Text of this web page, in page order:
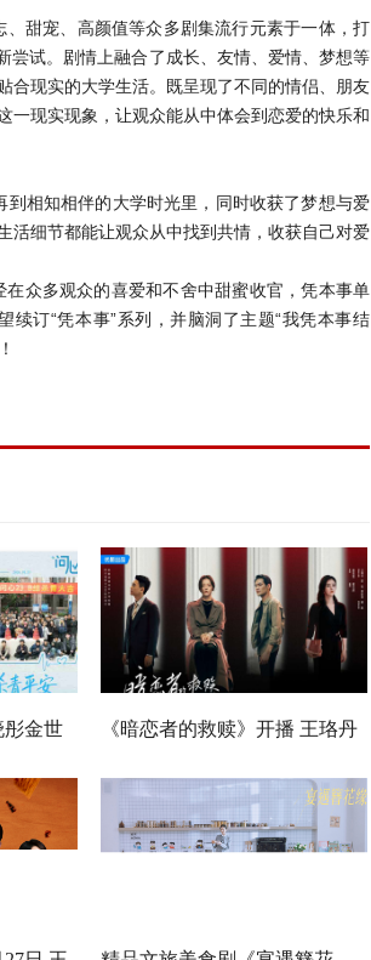
甜宠、高颜值等众多剧集流行元素于一体，打
尝试。剧情上融合了成长、友情、爱情、梦想等
合现实的大学生活。既呈现了不同的情侣、朋友
一现实现象，让观众能从中体会到恋爱的快乐和
相知相伴的大学时光里，同时收获了梦想与爱
活细节都能让观众从中找到共情，收获自己对爱
众多观众的喜爱和不舍中甜蜜收官，凭本事单
续订“凭本事”系列，并脑洞了主题“我凭本事结
彤金世
焕新
《暗恋者的救赎》开播 王珞丹
袁弘黄宗泽蒋欣开启高端假面
真心局